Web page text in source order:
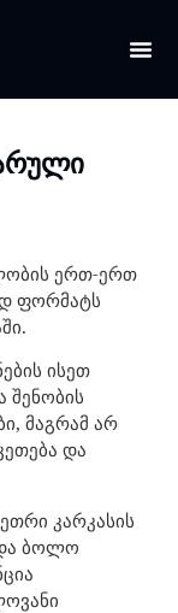
ერთ-ერთ
ფორმატს
ისეთ
მაგრამ არ
და
კარკასის
ბოლო